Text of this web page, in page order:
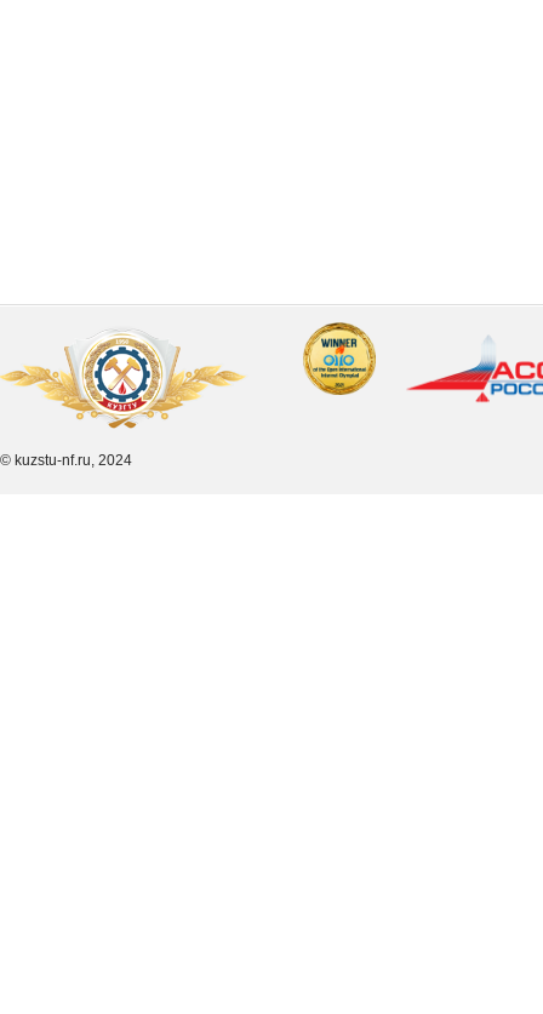
© kuzstu-nf.ru, 2024